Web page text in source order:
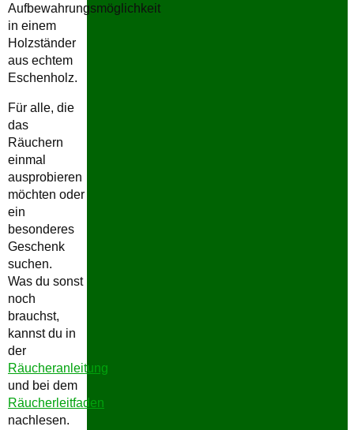
Aufbewahrungsmöglichkeit
in einem
Holzständer
aus echtem
Eschenholz.
Für alle, die
das
Räuchern
einmal
ausprobieren
möchten oder
ein
besonderes
Geschenk
suchen.
Was du sonst
noch
brauchst,
kannst du in
der
Räucheranleitung
und bei dem
Räucherleitfaden
nachlesen.